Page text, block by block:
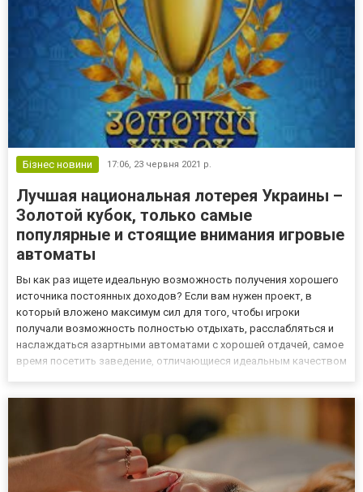
Бізнес новини 17:06, 23 червня 2021 р.
Лучшая национальная лотерея Украины –
Золотой кубок, только самые
популярные и стоящие внимания игровые
автоматы
Вы как раз ищете идеальную возможность получения хорошего
источника постоянных доходов? Если вам нужен проект, в
который вложено максимум сил для того, чтобы игроки
получали возможность полностью отдыхать, расслабляться и
наслаждаться азартными автоматами с хорошей отдачей, самое
время посетить заведение, отличающиеся идеальным качеством